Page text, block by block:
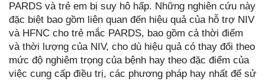
PARDS và trẻ em bị suy hô hấp. Những nghiên cứu này
đặc biệt bao gồm liên quan đến hiệu quả của hỗ trợ NIV
và HFNC cho trẻ mắc PARDS, bao gồm cả thời điểm
và thời lượng của NIV, cho dù hiệu quả có thay đổi theo
mức độ nghiêm trọng của bệnh hay theo đặc điểm của
việc cung cấp điều trị, các phương pháp hay nhất để sử